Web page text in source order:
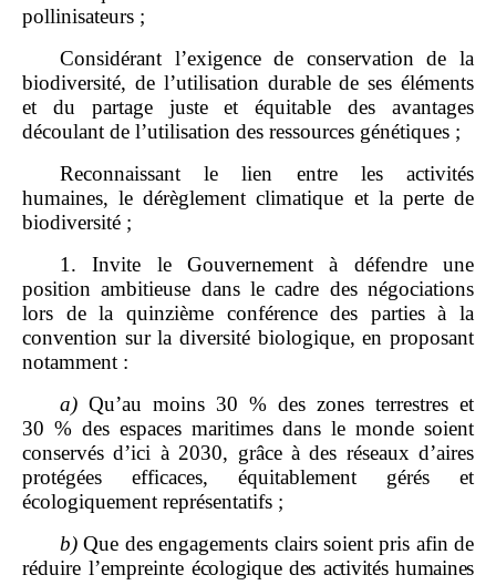
pollinisateurs ;
Considérant l’exigence de conservation de la
biodiversité, de l’utilisation durable de ses éléments
et du partage juste et équitable des avantages
découlant de l’utilisation des ressources génétiques ;
Reconnaissant le lien entre les activités
humaines, le dérèglement climatique et la perte de
biodiversité ;
1. Invite le Gouvernement à défendre une
position ambitieuse dans le cadre des négociations
lors de la quinzième conférence des parties à la
convention sur la diversité biologique, en proposant
notamment :
a) Qu’au moins 30 % des zones terrestres et
30 % des espaces maritimes dans le monde soient
conservés d’ici à 2030, grâce à des réseaux d’aires
protégées efficaces, équitablement gérés et
écologiquement représentatifs ;
b) Que des engagements clairs soient pris afin de
réduire l’empreinte écologique des activités humaines